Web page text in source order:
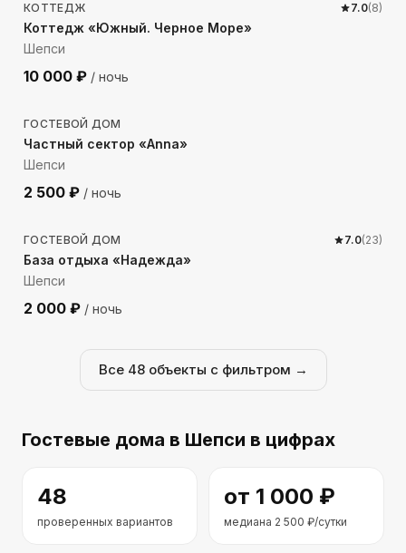
КОТТЕДЖ 7.0(8)
Коттедж «Южный. Черное Море»
Шепси
10 000 ₽ / ночь
311м до моря
ГОСТЕВОЙ ДОМ
Частный сектор «Anna»
Шепси
2 500 ₽ / ночь
318м до моря
ГОСТЕВОЙ ДОМ 7.0(23)
База отдыха «Надежда»
Шепси
2 000 ₽ / ночь
Все 48объекты с фильтром →
Гостевые дома в Шепси в цифрах
48
проверенных вариантов
от 1 000 ₽
медиана 2 500 ₽/сутки